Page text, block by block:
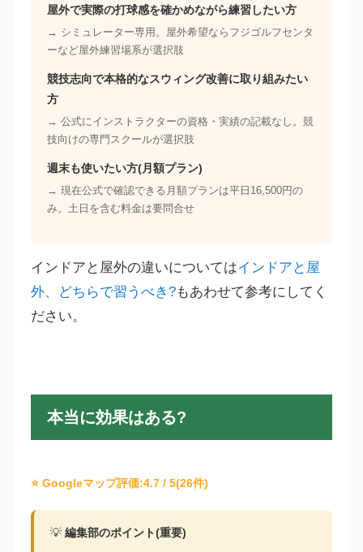
屋外で実際の打球感を確かめながら練習したい方
→ シミュレーター専用。屋外希望ならフジゴルフセンタ
ーなど屋外練習場系が選択肢
競技志向で本格的なスウィング改善に取り組みたい
方
→ 公式にインストラクターの資格・実績の記載なし。競
技向けの専門スクールが選択肢
週末も使いたい方(月額プラン)
→ 現在公式で確認できる月額プランは平日16,500円の
み。土日を含む料金は要問合せ
インドアと屋外の違いについてはインドアと屋
外、どちらで習うべき?もあわせて参考にしてく
ださい。
本当に効果はある?
⭐ Googleマップ評価:4.7/ 5(26件)
💡 編集部のポイント(重要)